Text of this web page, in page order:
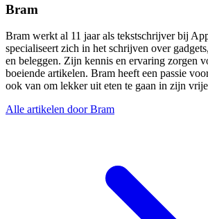
Bram
Bram werkt al 11 jaar als tekstschrijver bij
specialiseert zich in het schrijven over
en beleggen. Zijn kennis en ervaring zorgen
boeiende artikelen. Bram heeft een passie
ook van om lekker uit eten te gaan in zijn
Alle artikelen door Bram